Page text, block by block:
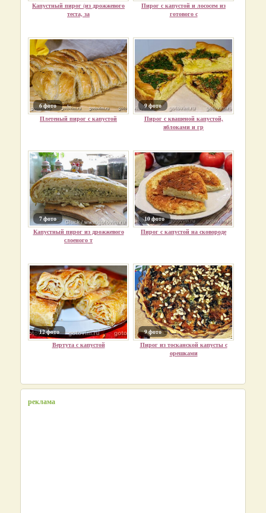
Капустный пирог (из дрожжевого
теста, за
Пирог с капустой и лососем из
готового с
6 фото
Плетеный пирог с капустой
9 фото
Пирог с квашеной капустой,
яблоками и гр
7 фото
Капустный пирог из дрожжевого
слоеного т
10 фото
Пирог с капустой на сковороде
12 фото
Вертута с капустой
9 фото
Пирог из тосканской капусты с
орешками
реклама